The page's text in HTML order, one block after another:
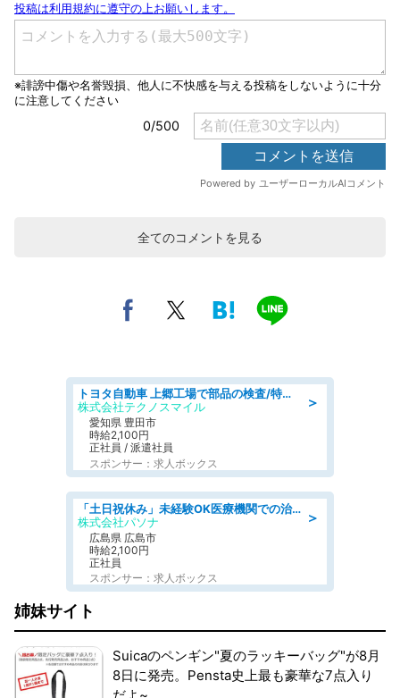
全てのコメントを見る
＞
トヨタ自動車 上郷工場で部品の検査/特典168万/tutumi
株式会社テクノスマイル
愛知県 豊田市
時給2,100円
正社員 / 派遣社員
スポンサー：求人ボックス
＞
「土日祝休み」未経験OK医療機関での治験コーディネーターのお仕事
株式会社パソナ
広島県 広島市
時給2,100円
正社員
スポンサー：求人ボックス
姉妹サイト
Suicaのペンギン"夏のラッキーバッグ"が8月
8日に発売。Pensta史上最も豪華な7点入り